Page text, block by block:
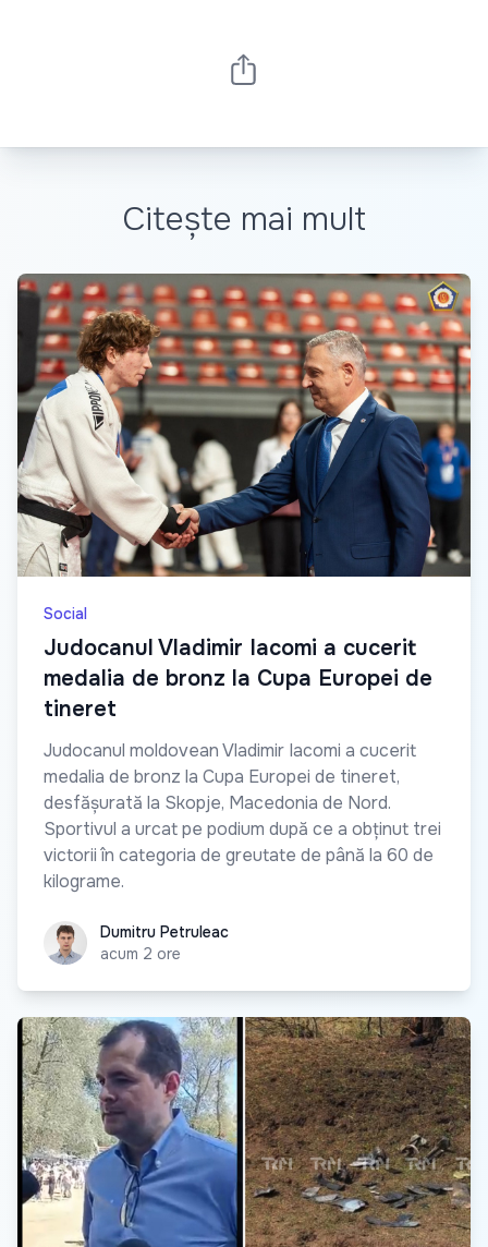
Citește mai mult
Social
Judocanul Vladimir Iacomi a cucerit
medalia de bronz la Cupa Europei de
tineret
Judocanul moldovean Vladimir Iacomi a cucerit
medalia de bronz la Cupa Europei de tineret,
desfășurată la Skopje, Macedonia de Nord.
Sportivul a urcat pe podium după ce a obținut trei
victorii în categoria de greutate de până la 60 de
kilograme.
Dumitru Petruleac
Dumitru Petruleac
acum 2 ore